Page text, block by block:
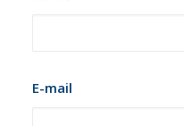
E-mail